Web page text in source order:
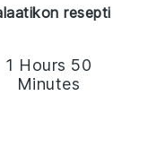
resepti
1 Hours 50
Minutes